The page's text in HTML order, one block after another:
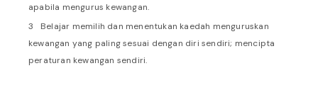
apabila mengurus kewangan.
Belajar memilih dan menentukan kaedah menguruskan
kewangan yang paling sesuai dengan diri sendiri; mencipta
peraturan kewangan sendiri.